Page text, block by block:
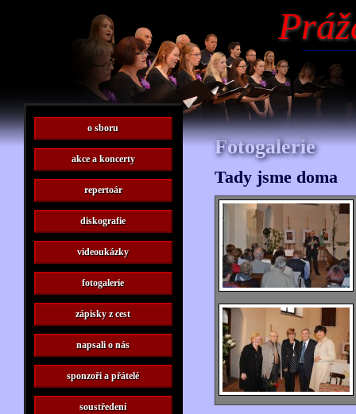
Fotogalerie
Tady jsme doma
o sboru
akce a koncerty
repertoár
diskografie
videoukázky
fotogalerie
zápisky z cest
napsali o nás
sponzoři a přátelé
soustředení